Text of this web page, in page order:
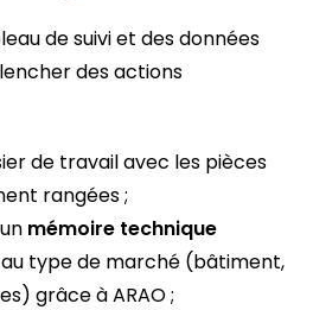
de suivi et des données
des actions
de travail avec les pièces
rangées ;
mémoire technique
type de marché (bâtiment,
grâce à ARAO ;